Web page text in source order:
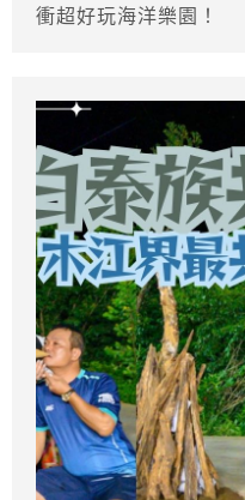
衝超好玩海洋樂園！